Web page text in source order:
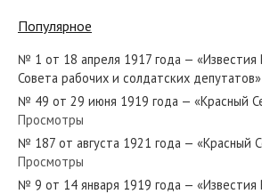
№ 42 от февраля 1923 года — «Красный
№ 113 от мая 1941 года — «Красный
Популярное
№ 1 от 18 апреля 1917 года — «Известия
Совета рабочих и солдатских депутатов»
№ 49 от 29 июня 1919 года — «Красный
Просмотры
№ 187 от августа 1921 года — «Красный
Просмотры
№ 9 от 14 января 1919 года — «Известия